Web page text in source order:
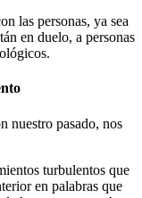
las personas, ya sea
en duelo, a personas
nuestro pasado, nos
turbulentos que
en palabras que